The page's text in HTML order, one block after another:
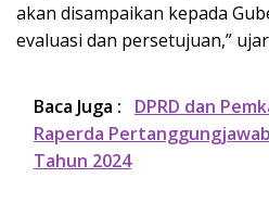
akan disampaikan kepada
evaluasi dan persetujuan,”
Baca Juga :
DPRD dan
Raperda
Tahun 2024